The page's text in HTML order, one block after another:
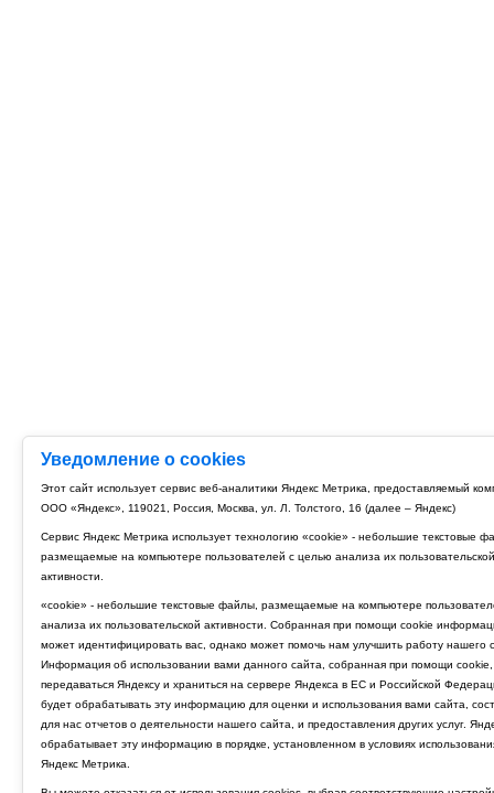
Уведомление о cookies
Этот сайт использует сервис веб-аналитики Яндекс Метрика, предоставляемый
ООО «Яндекс», 119021, Россия, Москва, ул. Л. Толстого, 16 (далее – Яндекс)
Сервис Яндекс Метрика использует технологию «cookie» - небольшие текстовые
размещаемые на компьютере пользователей с целью анализа их пользовательской
активности.
«cookie» - небольшие текстовые файлы, размещаемые на компьютере
анализа их пользовательской активности. Собранная при помощи cookie
может идентифицировать вас, однако может помочь нам улучшить работу нашего
Информация об использовании вами данного сайта, собранная при помощи cookie,
передаваться Яндексу и храниться на сервере Яндекса в ЕС и Российской
будет обрабатывать эту информацию для оценки и использования вами сайта,
для нас отчетов о деятельности нашего сайта, и предоставления других услуг.
обрабатывает эту информацию в порядке, установленном в условиях
Яндекс Метрика.